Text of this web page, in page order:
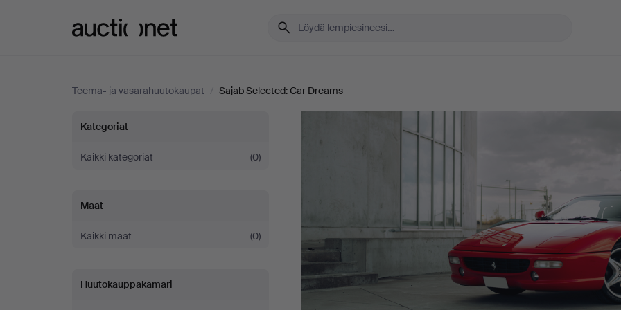
Teema- ja vasarahuutokaupat / Sajab Selected: Car Dreams
Sajab
Selected:
Dreams
Kategoriat
Kaikki kategoriat (0)
Maat
Kaikki maat (0)
Huutokauppakamari